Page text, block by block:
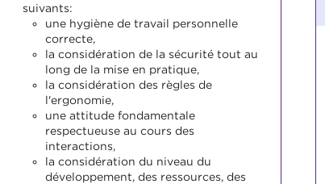
suivants:
une hygiène de travail personnelle
correcte,
la considération de la sécurité tout au
long de la mise en pratique,
la considération des règles de
l'ergonomie,
une attitude fondamentale
respectueuse au cours des
interactions,
la considération du niveau du
développement, des ressources, des